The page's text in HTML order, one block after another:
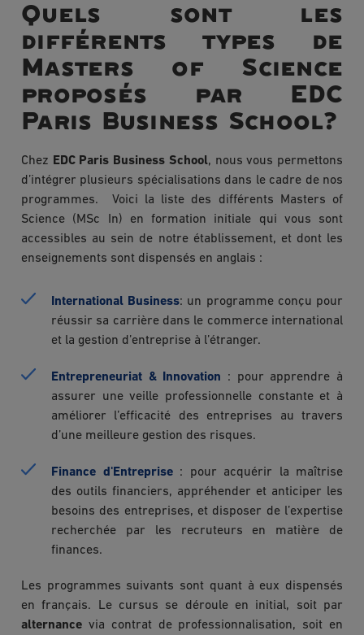
Quels sont les
différents types de
Masters of Science
proposés par EDC
Paris Business School?
Chez EDC Paris Business School, nous vous permettons
d’intégrer plusieurs spécialisations dans le cadre de nos
programmes. Voici la liste des différents Masters of
Science (MSc In) en formation initiale qui vous sont
accessibles au sein de notre établissement, et dont les
enseignements sont dispensés en anglais :
International Business: un programme conçu pour
réussir sa carrière dans le commerce international
et la gestion d’entreprise à l’étranger.
Entrepreneuriat & Innovation : pour apprendre à
assurer une veille professionnelle constante et à
améliorer l’efficacité des entreprises au travers
d’une meilleure gestion des risques.
Finance d'Entreprise: pour acquérir la maîtrise
des outils financiers, appréhender et anticiper les
besoins des entreprises, et disposer de l’expertise
recherchée par les recruteurs en matière de
finances.
Les programmes suivants sont quant à eux dispensés
en français. Le cursus se déroule en initial, soit par
alternance via contrat de professionnalisation, soit en